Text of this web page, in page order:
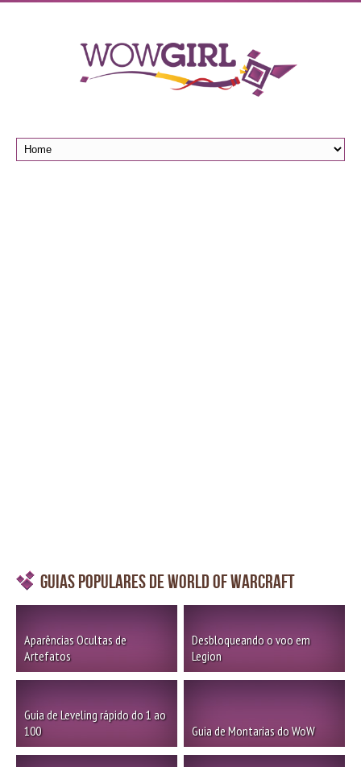
Guias Populares de World of Warcraft
Aparências Ocultas de
Artefatos
Desbloqueando o voo em
Legion
Guia de Leveling rápido do 1 ao
100
Guia de Montarias do WoW